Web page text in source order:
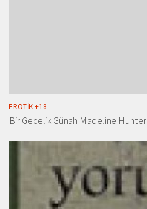
EROTIK +18
Bir Gecelik Günah Madeline Hunter